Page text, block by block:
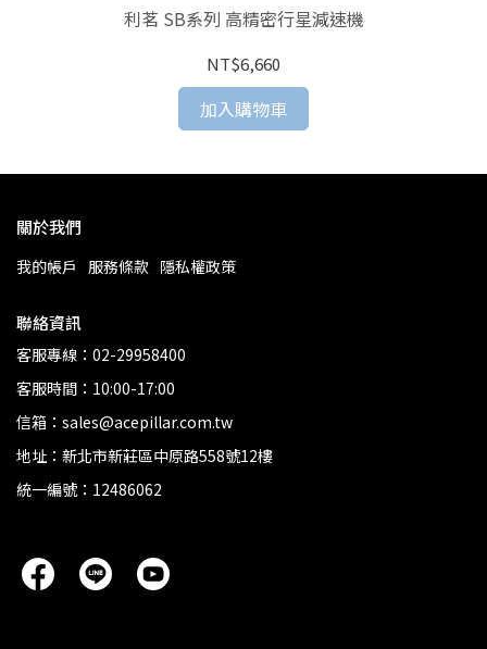
利茗 SB系列 高精密行星減速機
NT$6,660
加入購物車
關於我們
我的帳戶 服務條款 隱私權政策
聯絡資訊
客服專線：02-29958400
客服時間：10:00-17:00
信箱：sales@acepillar.com.tw
地址：新北市新莊區中原路558號12樓
統一編號：12486062